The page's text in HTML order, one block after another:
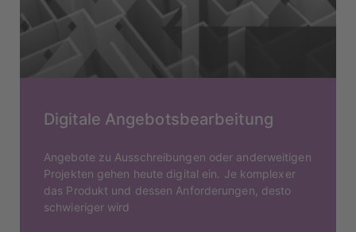
Digitale Angebotsbearbeitung
Angebote zu Ausschreibungen oder anderweitigen
Projekten gehen heute digital ein. Je komplexer
das Produkt und dessen Anforderungen, desto
schwieriger wird